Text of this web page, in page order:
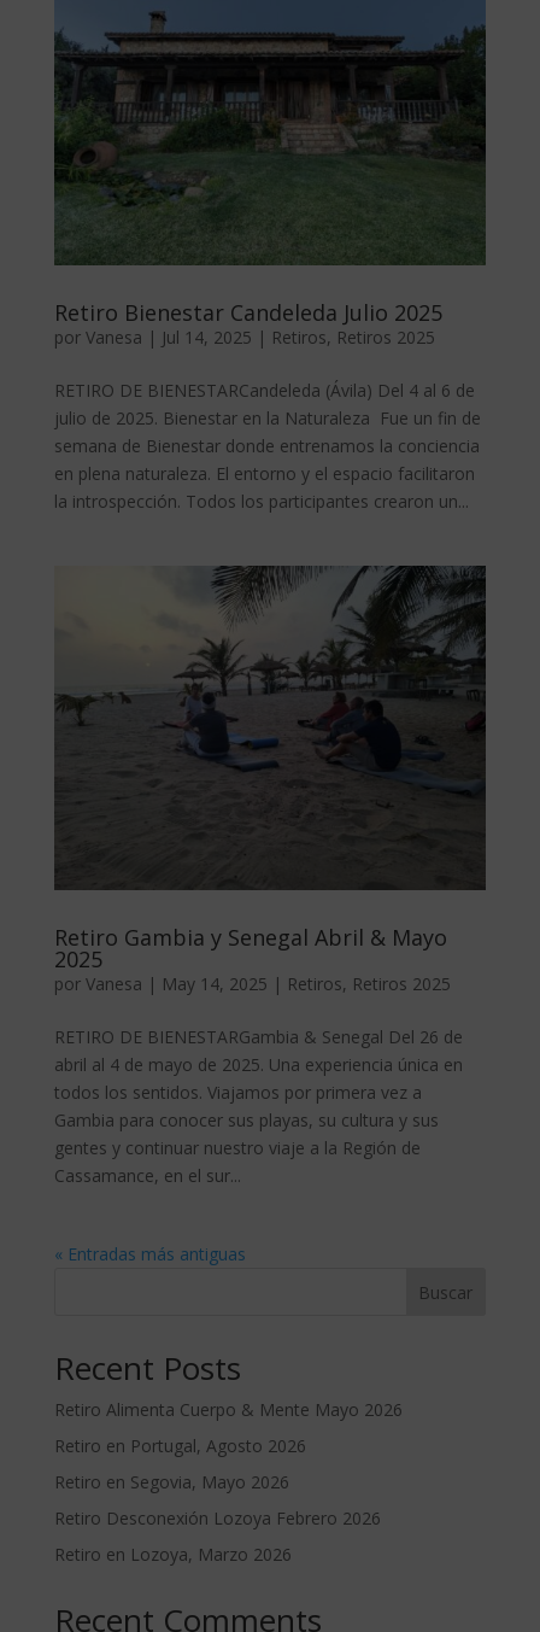
Retiro Bienestar Candeleda Julio 2025
por Vanesa | Jul 14, 2025 | Retiros, Retiros 2025
RETIRO DE BIENESTARCandeleda (Ávila) Del 4 al 6 de
julio de 2025. Bienestar en la Naturaleza Fue un fin de
semana de Bienestar donde entrenamos la conciencia
en plena naturaleza. El entorno y el espacio facilitaron
la introspección. Todos los participantes crearon un...
Retiro Gambia y Senegal Abril & Mayo
2025
por Vanesa | May 14, 2025 | Retiros, Retiros 2025
RETIRO DE BIENESTARGambia & Senegal Del 26 de
abril al 4 de mayo de 2025. Una experiencia única en
todos los sentidos. Viajamos por primera vez a
Gambia para conocer sus playas, su cultura y sus
gentes y continuar nuestro viaje a la Región de
Cassamance, en el sur...
« Entradas más antiguas
Buscar
Recent Posts
Retiro Alimenta Cuerpo & Mente Mayo 2026
Retiro en Portugal, Agosto 2026
Retiro en Segovia, Mayo 2026
Retiro Desconexión Lozoya Febrero 2026
Retiro en Lozoya, Marzo 2026
Recent Comments